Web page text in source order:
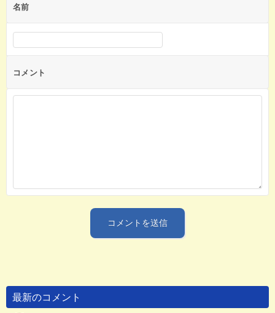
ー
シ
ョ
ン
名前
コメント
最新のコメント